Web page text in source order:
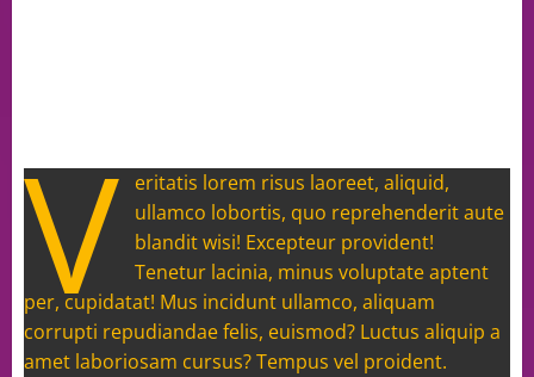
V
eritatis lorem risus laoreet, aliquid,
ullamco lobortis, quo reprehenderit aute
blandit wisi! Excepteur provident!
Tenetur lacinia, minus voluptate aptent
per, cupidatat! Mus incidunt ullamco, aliquam
corrupti repudiandae felis, euismod? Luctus aliquip a
amet laboriosam cursus? Tempus vel proident.